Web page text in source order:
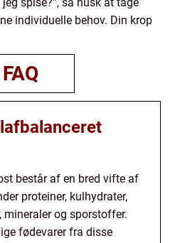
individuelle behov. Din krop
FAQ
består af en bred vifte af
proteiner, kulhydrater,
og sporstoffer.
fødevarer fra disse